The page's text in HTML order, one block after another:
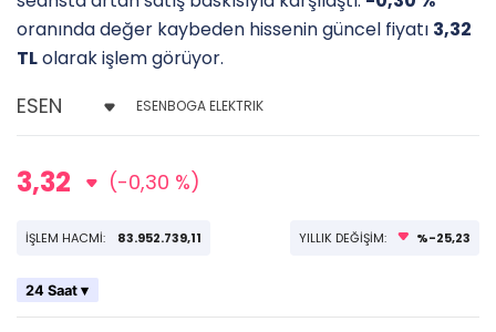
oranında değer kaybeden hissenin güncel fiyatı 3,32
TLolarak işlem görüyor.
ESENBOGA ELEKTRIK
3,32 (-0,30 %)
İŞLEM HACMİ: 83.952.739,11 YILLIK DEĞİŞİM: %-25,23
24 Saat ▾